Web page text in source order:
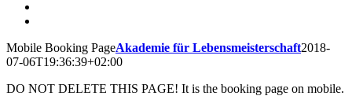
Mobile Booking PageAkademie für Lebensmeisterschaft2018-
07-06T19:36:39+02:00
DO NOT DELETE THIS PAGE! It is the booking page on mobile.